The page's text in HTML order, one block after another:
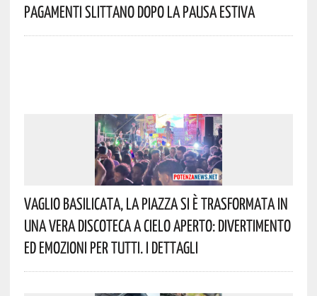
Pagamenti Slittano Dopo La Pausa Estiva
Vaglio Basilicata, La Piazza Si È Trasformata In
Una Vera Discoteca A Cielo Aperto: Divertimento
Ed Emozioni Per Tutti. I Dettagli